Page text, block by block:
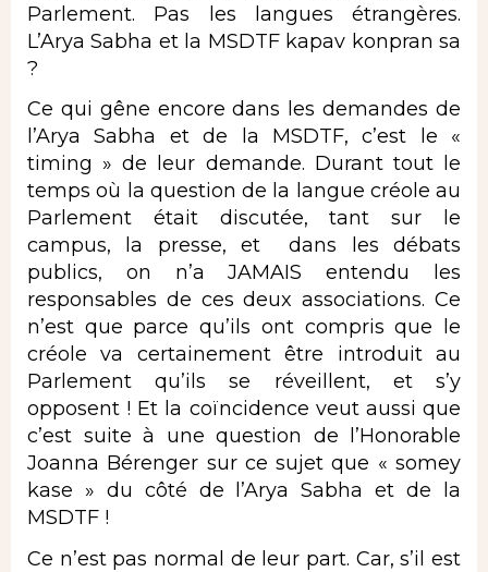
Parlement. Pas les langues étrangères.
L’Arya Sabha et la MSDTF kapav konpran sa
?
Ce qui gêne encore dans les demandes de
l’Arya Sabha et de la MSDTF, c’est le «
timing » de leur demande. Durant tout le
temps où la question de la langue créole au
Parlement était discutée, tant sur le
campus, la presse, et dans les débats
publics, on n’a JAMAIS entendu les
responsables de ces deux associations. Ce
n’est que parce qu’ils ont compris que le
créole va certainement être introduit au
Parlement qu’ils se réveillent, et s’y
opposent ! Et la coïncidence veut aussi que
c’est suite à une question de l’Honorable
Joanna Bérenger sur ce sujet que « somey
kase » du côté de l’Arya Sabha et de la
MSDTF !
Ce n’est pas normal de leur part. Car, s’il est